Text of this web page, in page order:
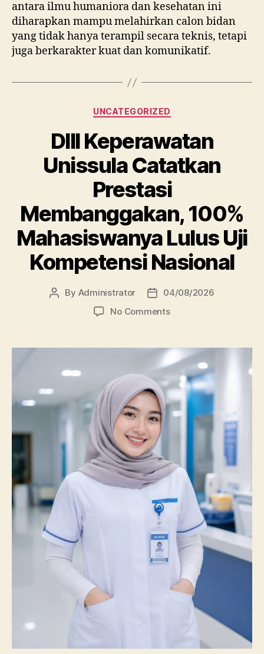
antara ilmu humaniora dan kesehatan ini
diharapkan mampu melahirkan calon bidan
yang tidak hanya terampil secara teknis, tetapi
juga berkarakter kuat dan komunikatif.
Categories
UNCATEGORIZED
DIII Keperawatan
Unissula Catatkan
Prestasi
Membanggakan, 100%
Mahasiswanya Lulus Uji
Kompetensi Nasional
Post
By Administrator
Post04/08/2026
No Commentson
Unissula
Catatkan
Prestasi
Membanggakan,
100%
Mahasiswanya
Kompetensi
Nasional